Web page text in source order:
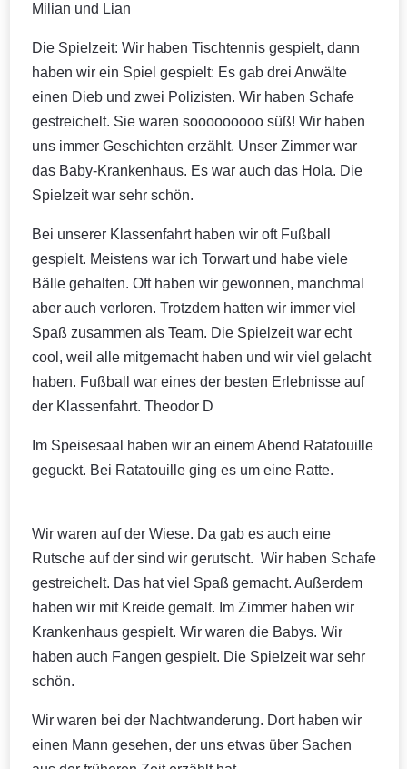
Milian und Lian
Die Spielzeit: Wir haben Tischtennis gespielt, dann
haben wir ein Spiel gespielt: Es gab drei Anwälte
einen Dieb und zwei Polizisten. Wir haben Schafe
gestreichelt. Sie waren sooooooooo süß! Wir haben
uns immer Geschichten erzählt. Unser Zimmer war
das Baby-Krankenhaus. Es war auch das Hola. Die
Spielzeit war sehr schön.
Bei unserer Klassenfahrt haben wir oft Fußball
gespielt. Meistens war ich Torwart und habe viele
Bälle gehalten. Oft haben wir gewonnen, manchmal
aber auch verloren. Trotzdem hatten wir immer viel
Spaß zusammen als Team. Die Spielzeit war echt
cool, weil alle mitgemacht haben und wir viel gelacht
haben. Fußball war eines der besten Erlebnisse auf
der Klassenfahrt. Theodor D
Im Speisesaal haben wir an einem Abend Ratatouille
geguckt. Bei Ratatouille ging es um eine Ratte.
Wir waren auf der Wiese. Da gab es auch eine
Rutsche auf der sind wir gerutscht. Wir haben Schafe
gestreichelt. Das hat viel Spaß gemacht. Außerdem
haben wir mit Kreide gemalt. Im Zimmer haben wir
Krankenhaus gespielt. Wir waren die Babys. Wir
haben auch Fangen gespielt. Die Spielzeit war sehr
schön.
Wir waren bei der Nachtwanderung. Dort haben wir
einen Mann gesehen, der uns etwas über Sachen